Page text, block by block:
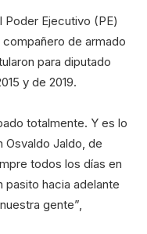
Poder Ejecutivo (PE)
de armado
para diputado
y de 2019.
totalmente. Y es lo
Osvaldo Jaldo, de
todos los días en
pasito hacia adelante
gente”,